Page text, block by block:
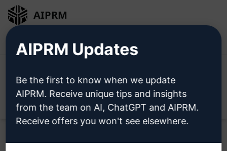
AIPRM
AIPRM Updates
Be the first to know when we update
AIPRM. Receive unique tips and insights
from the team on AI, ChatGPT and AIPRM.
Receive offers you won't see elsewhere.